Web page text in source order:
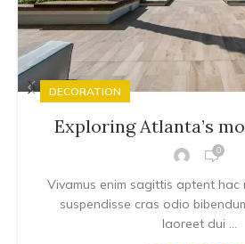
DECORATION
Exploring Atlanta’s
0
Vivamus enim sagittis aptent hac
suspendisse cras odio
laoreet dui ...